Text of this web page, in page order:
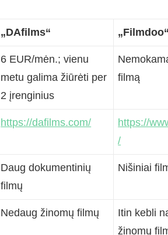
„DAfilms“
6 EUR/mėn.; vienu
metu galima žiūrėti per
2 įrenginius
filmą
https://dafilms.com/
https://
/
Daug dokumentinių
filmų
Nišiniai
Nedaug žinomų filmų
Itin kebli
žinomų